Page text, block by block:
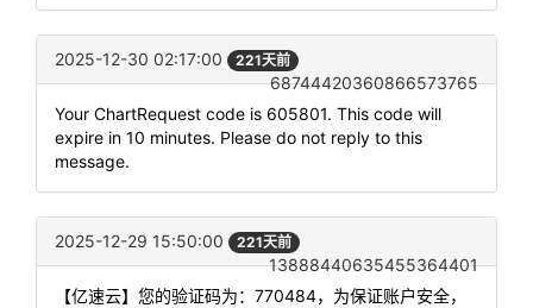
2025-12-30 02:17:00 221天前
68744420360866573765
Your ChartRequest code is 605801. This code will
expire in 10 minutes. Please do not reply to this
message.
2025-12-29 15:50:00 221天前
13888440635455364401
【亿速云】您的验证码为：770484，为保证账户安全，